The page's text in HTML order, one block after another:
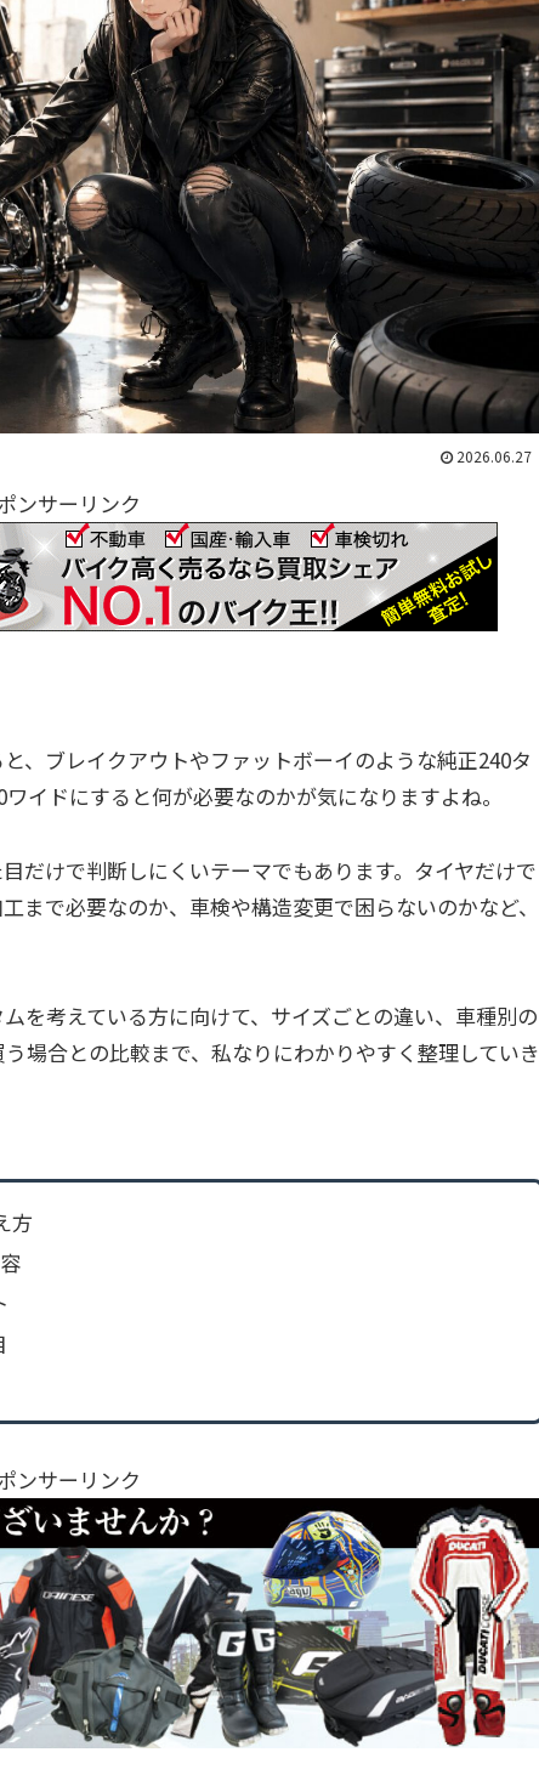
2026.06.27
ンサーリンク
、ブレイクアウトやファットボーイのような純正240タ
イドにすると何が必要なのかが気になりますよね。
だけで判断しにくいテーマでもあります。タイヤだけで
まで必要なのか、車検や構造変更で困らないのかなど、
を考えている方に向けて、サイズごとの違い、車種別の
場合との比較まで、私なりにわかりやすく整理していき
方
ンサーリンク